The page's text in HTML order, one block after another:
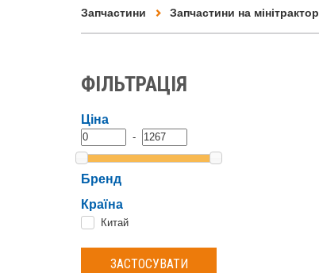
Запчастини Запчастини на мінітрактор
ФІЛЬТРАЦІЯ
Ціна
-
Бренд
Країна
Китай
ЗАСТОСУВАТИ